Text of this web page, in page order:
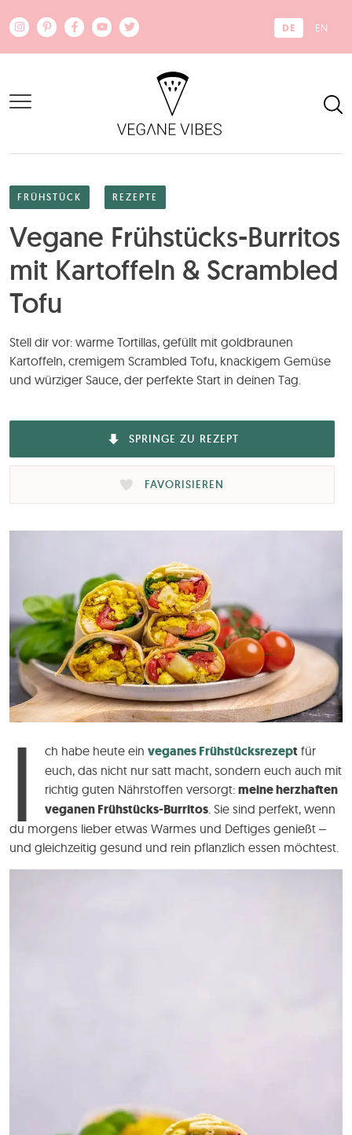
DE EN
FRÜHSTÜCK REZEPTE
Vegane Frühstücks-Burritos
mit Kartoffeln & Scrambled
Tofu
Stell dir vor: warme Tortillas, gefüllt mit goldbraunen
Kartoffeln, cremigem Scrambled Tofu, knackigem Gemüse
und würziger Sauce, der perfekte Start in deinen Tag.
SPRINGE ZU REZEPT
FAVORISIEREN
I ch habe heute einveganes Frühstücksrezept für
euch, das nicht nur satt macht, sondern euch auch mit
richtig guten Nährstoffen versorgt:meine herzhaften
veganen Frühstücks-Burritos. Sie sind perfekt, wenn
du morgens lieber etwas Warmes und Deftiges genießt –
und gleichzeitig gesund und rein pflanzlich essen möchtest.